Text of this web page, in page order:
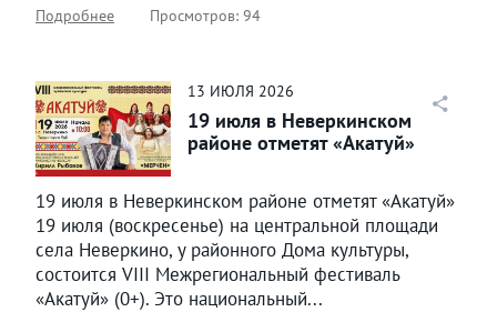
Подробнее Просмотров: 94
13 ИЮЛЯ 2026
19 июля в Неверкинском
районе отметят «Акатуй»
19 июля в Неверкинском районе отметят «Акатуй»
19 июля (воскресенье) на центральной площади
села Неверкино, у районного Дома культуры,
состоится VIII Межрегиональный фестиваль
«Акатуй» (0+). Это национальный...